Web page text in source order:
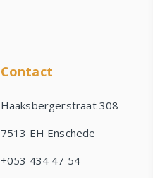
Contact
Haaksbergerstraat 308
7513 EH Enschede
+053 434 47 54